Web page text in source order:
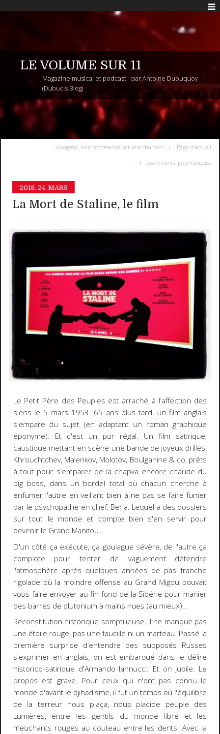
LE VOLUME SUR 11
Magazine musical et podcast - par Antoine Dubuquoy
(Dubuc's Blog)
Voyageur, tout commence par une chanson Page d'accueil
Les Amants, pop française
2018. 24. MARS
La Mort de Staline, le film
Le Petit Père des Peuples est arraché à l'affection des
siens le 5 mars 1953. 65 ans plus tard, un film anglais
s'empare du sujet (en adaptant un roman graphique
éponyme). Et c'est un pur régal. Un film satirique,
caustique mettant en scène une bande de joyeux drilles,
Khrouchtchev, Malenkov, Molotov, Boulganine & co, prêts
à tout pour s'emparer de la chapka encore chaude du
big boss, dans un bordel total où chacun cherche à
enfumer l'autre en veillant bien à ne pas se faire fumer
par le psychopathe en chef, Beria. Lequel a des dossiers
sur tout le monde et compte bien s'en servir pour
devenir le Grand Manitou.
D'un côté ça exécute, ça goulague sévère, de l'autre ça
complote pour tenter de vaguement détendre
l'atmosphère après quelques années de pas franche
rigolade où la moindre offense au Grand Migou pouvait
vous faire envoyer au fin fond de la Sibérie pour manier
des barres de plutonium à mains nues (au mieux)...
Reconstitution historique somptueuse, il ne manque pas
une étoile rouge, pas une faucille ni un marteau. Passé la
première surprise d'entendre des supposés Russes
s'exprimer en anglais, on est embarqué dans le délire
historico-satirique d'Armando Iannucci. Et on jubile. Le
propos est grave. Pour ceux qui n'ont pas connu le
monde d'avant le djihadisme, il fut un temps où l'équilibre
de la terreur nous plaça, nous placide peuple des
Lumières, entre les gentils du monde libre et les
meuchants rouges au couteau entre les dents. Avec la